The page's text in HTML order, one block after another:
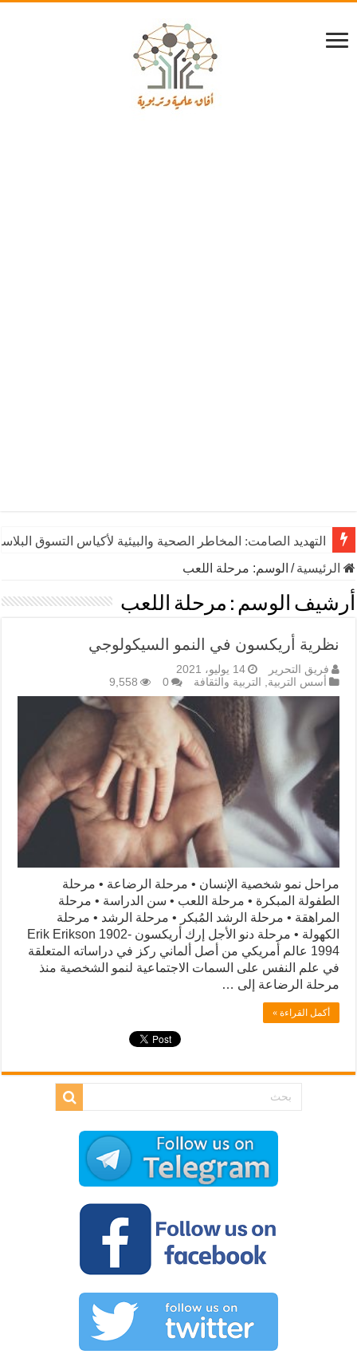
التهديد الصامت: المخاطر الصحية والبيئية لأكياس التسوق
الرئيسية/ الوسم: مرحلة اللعب
أرشيف الوسم : مرحلة اللعب
نظرية أريكسون في النمو السيكولوجي
فريق التحرير
14 يوليو، 2021
أسس التربية, التربية والثقافة 0
9,558
مراحل نمو شخصية الإنسان • مرحلة الرضاعة • مرحلة
الطفولة المبكرة • مرحلة اللعب • سن الدراسة • مرحلة
المراهقة • مرحلة الرشد المُبكر • مرحلة الرشد • مرحلة
الكهولة • مرحلة دنو الأجل إرك أريكسون Erik Erikson 1902-
1994 عالم أمريكي من أصل ألماني ركز في دراساته المتعلقة
في علم النفس على السمات الاجتماعية لنمو الشخصية منذ
مرحلة الرضاعة إلى …
أكمل القراءة »